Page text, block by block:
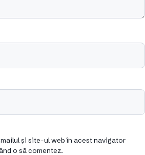
și site-ul web în acest navigator
o să comentez.